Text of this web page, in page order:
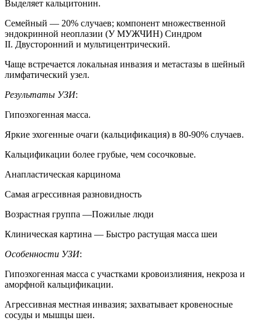
Выделяет кальцитонин.
Семейный — 20% случаев; компонент множественной
эндокринной неоплазии (У МУЖЧИН) Синдром
II. Двусторонний и мультицентрический.
Чаще встречается локальная инвазия и метастазы в шейный
лимфатический узел.
Результаты УЗИ:
Гипоэхогенная масса.
Яркие эхогенные очаги (кальцификация) в 80-90% случаев.
Кальцификации более грубые, чем сосочковые.
Анапластическая карцинома
Самая агрессивная разновидность
Возрастная группа —Пожилые люди
Клиническая картина — Быстро растущая масса шеи
Особенности УЗИ:
Гипоэхогенная масса с участками кровоизлияния, некроза и
аморфной кальцификации.
Агрессивная местная инвазия; захватывает кровеносные
сосуды и мышцы шеи.